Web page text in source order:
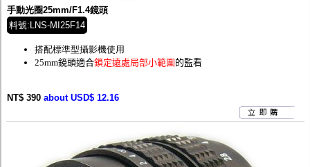
手動光圈25mm/F1.4鏡頭
料號:LNS-MI25F14
搭配標準型攝影機使用
25mm鏡頭適合鎖定遠處局部小範圍 的監看
NT$ 390 about USD$ 12.16